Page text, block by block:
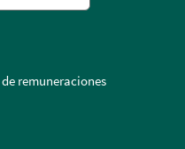
remuneraciones